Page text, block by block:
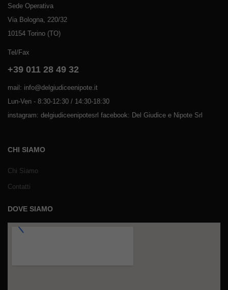
Sede Operativa
Via Bologna, 220/32
10154 Torino (TO)
Tel/Fax
+39 011 28 49 32
mail: info@delgiudiceenipote.it
Lun-Ven - 8:30-12:30 / 14:30-18:30
instagram: delgiudiceenipotesrl facebook: Del Giudice e Nipote Srl
CHI SIAMO
Chi Siamo
Contatti
DOVE SIAMO